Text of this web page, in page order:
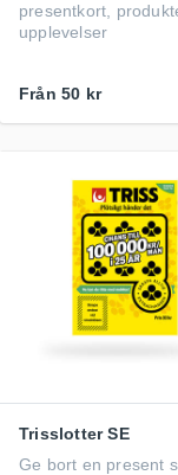
presentkort,
upplevelser
Från 50 kr
Trisslotter SE
Ge bort en present